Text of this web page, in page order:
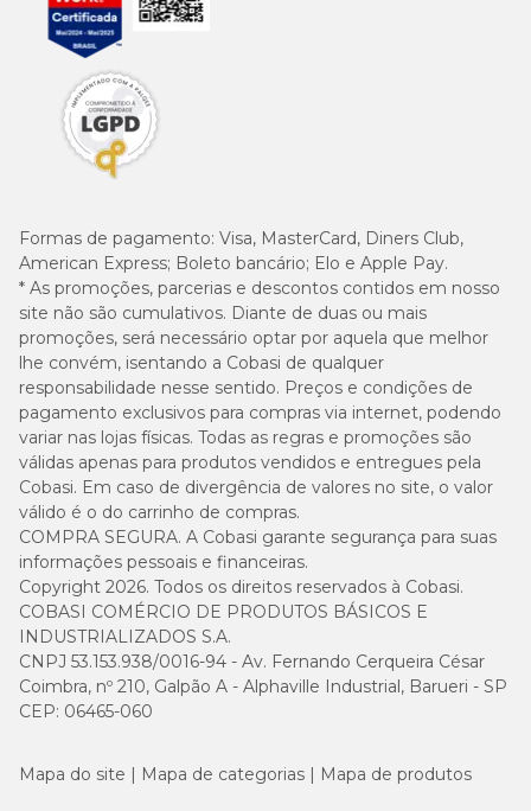
Formas de pagamento: Visa, MasterCard, Diners Club,
American Express; Boleto bancário; Elo e Apple Pay.
* As promoções, parcerias e descontos contidos em nosso
site não são cumulativos. Diante de duas ou mais
promoções, será necessário optar por aquela que melhor
lhe convém, isentando a Cobasi de qualquer
responsabilidade nesse sentido. Preços e condições de
pagamento exclusivos para compras via internet, podendo
variar nas lojas físicas. Todas as regras e promoções são
válidas apenas para produtos vendidos e entregues pela
Cobasi. Em caso de divergência de valores no site, o valor
válido é o do carrinho de compras.
COMPRA SEGURA. A Cobasi garante segurança para suas
informações pessoais e financeiras.
Copyright 2026. Todos os direitos reservados à Cobasi.
COBASI COMÉRCIO DE PRODUTOS BÁSICOS E
INDUSTRIALIZADOS S.A.
CNPJ 53.153.938/0016-94 - Av. Fernando Cerqueira César
Coimbra, nº 210, Galpão A - Alphaville Industrial, Barueri - SP
CEP: 06465-060
Mapa do site Mapa de categorias Mapa de produtos